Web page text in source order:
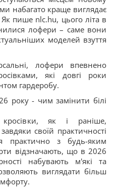
набагато краще виглядає
пише nlc.hu, цього літа в
лофери – саме вони
моделей взуття
лофери впевнено
які довгі роки
гардеробу.
року - чим замінити білі
кросівки, як і раніше,
своїй практичності
практично з будь-яким
відзначають, що в 2026
набувають м'які та
виглядати більш